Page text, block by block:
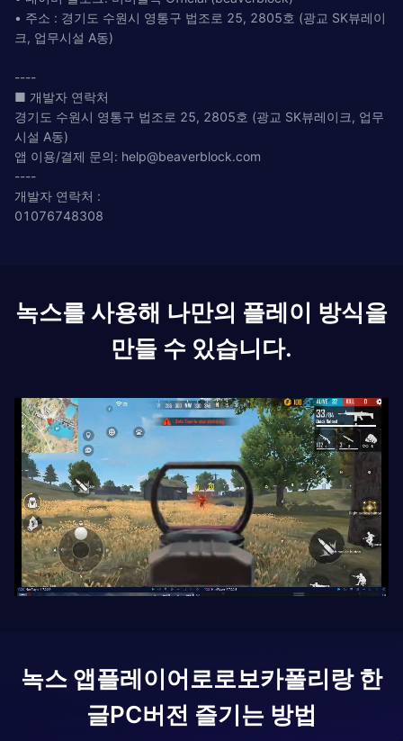
• 주소 : 경기도 수원시 영통구 법조로 25, 2805호 (광교 SK뷰레이
크, 업무시설 A동)
----
■ 개발자 연락처
경기도 수원시 영통구 법조로 25, 2805호 (광교 SK뷰레이크, 업무
시설 A동)
앱 이용/결제 문의: help@beaverblock.com
----
개발자 연락처 :
01076748308
녹스를 사용해 나만의 플레이 방식을
만들 수 있습니다.
녹스 앱플레이어로로보카폴리랑 한
글PC버전 즐기는 방법